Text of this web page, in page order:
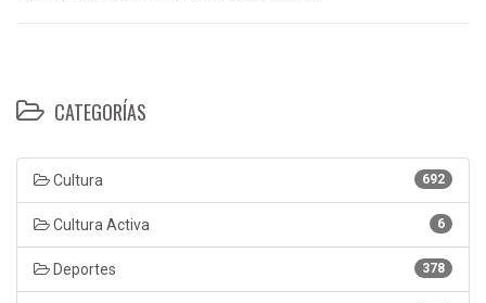
CATEGORÍAS
692
Cultura
6
Cultura Activa
378
Deportes